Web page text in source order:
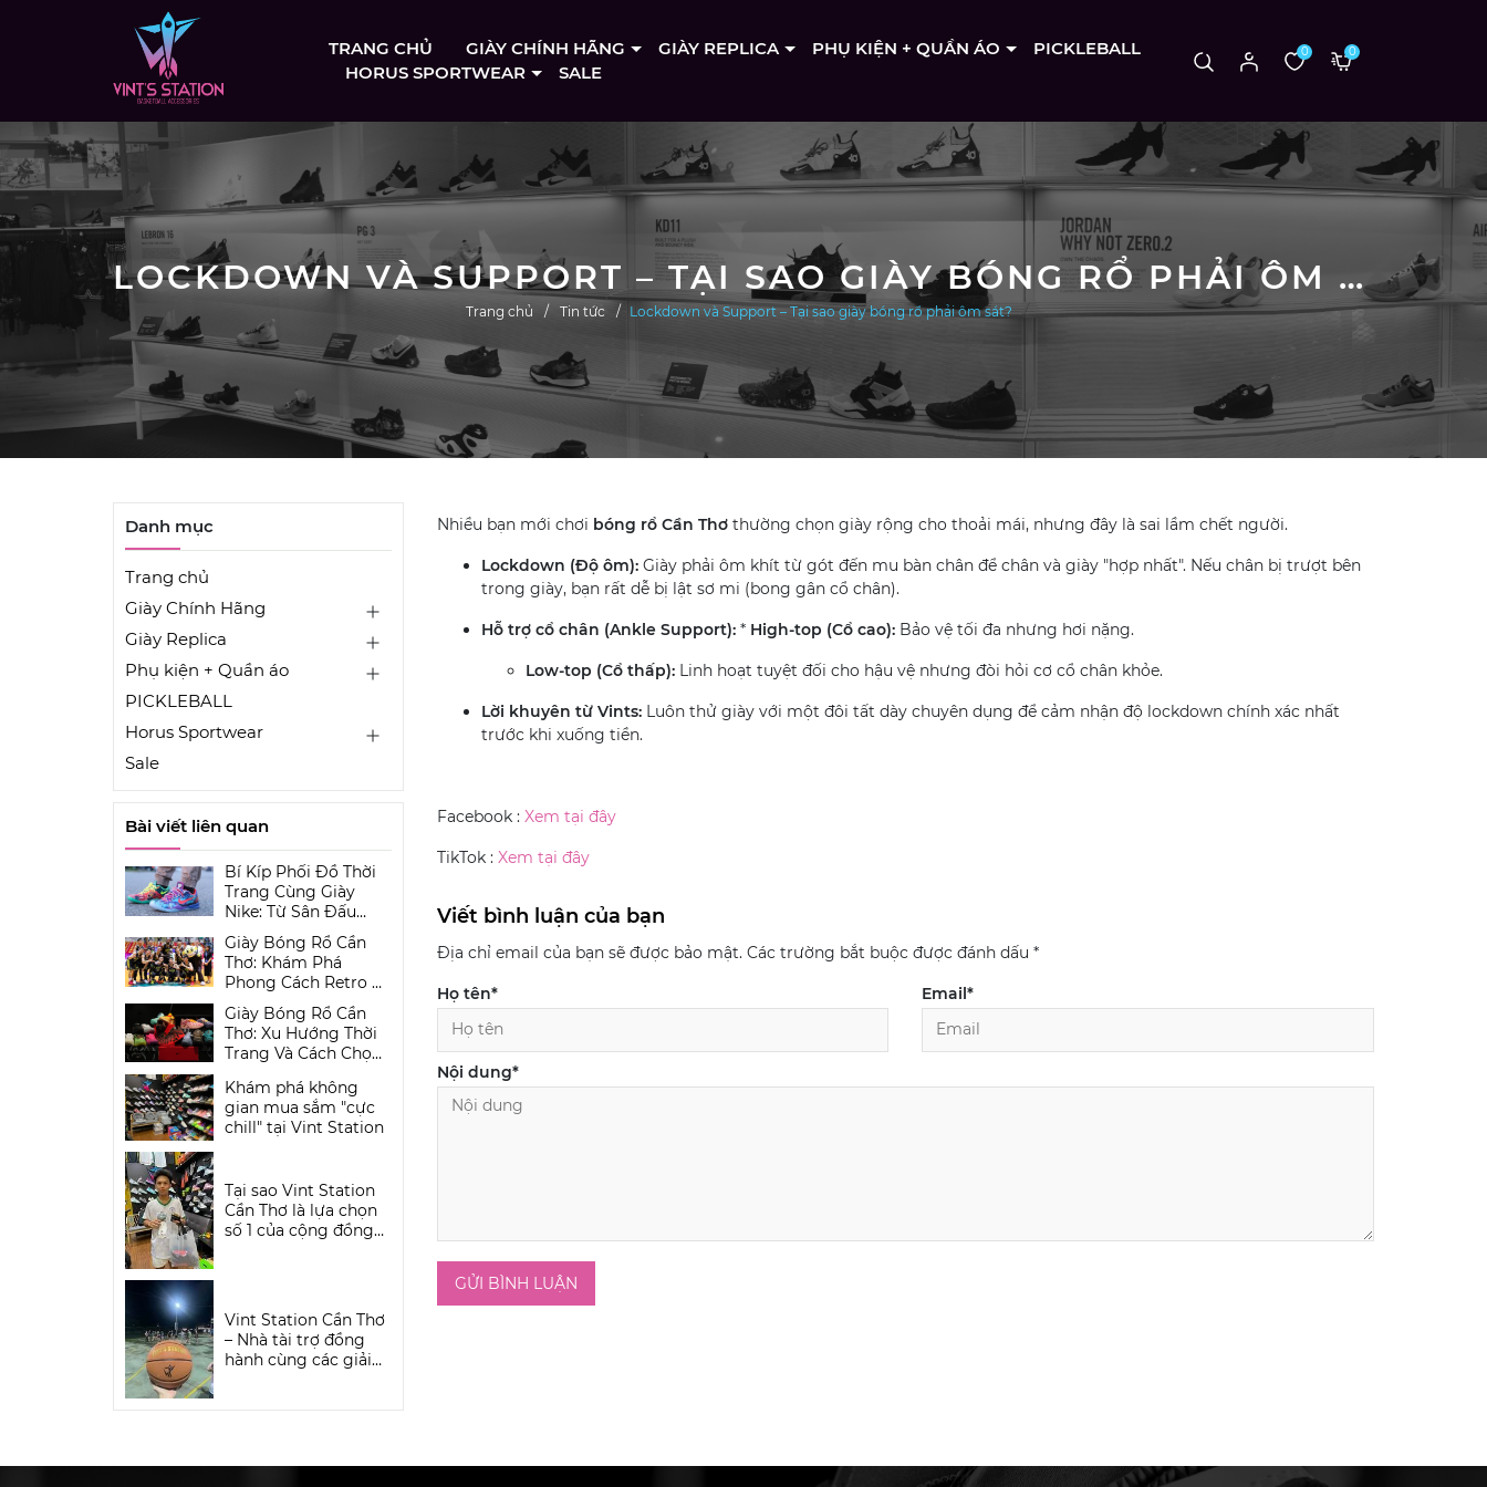
TRANG CHỦ GIÀY CHÍNH HÃNG GIÀY REPLICA PHỤ KIỆN + QUẦN ÁO
PICKLEBALL
HORUS SPORTWEAR
SALE
0 0
LOCKDOWN VÀ SUPPORT – TẠI SAO GIÀY BÓNG RỔ PHẢI ÔM SÁT?
Trang chủ Tin tức Lockdown và Support – Tại sao giày bóng rổ phải ôm sát?
Nhiều bạn mới chơi bóng rổ Cần Thơthường chọn giày rộng cho thoải mái, nhưng đây là sai lầm chết người.
Lockdown (Độ ôm):Giày phải ôm khít từ gót đến mu bàn chân để chân và giày "hợp nhất". Nếu chân bị trượt bên
trong giày, bạn rất dễ bị lật sơ mi (bong gân cổ chân).
Hỗ trợ cổ chân (Ankle Support):* High-top (Cổ cao):Bảo vệ tối đa nhưng hơi nặng.
Low-top (Cổ thấp):Linh hoạt tuyệt đối cho hậu vệ nhưng đòi hỏi cơ cổ chân khỏe.
Lời khuyên từ Vints:Luôn thử giày với một đôi tất dày chuyên dụng để cảm nhận độ lockdown chính xác nhất
trước khi xuống tiền.
Facebook : Xem tại đây
TikTok : Xem tại đây
Viết bình luận của bạn
Địa chỉ email của bạn sẽ được bảo mật. Các trường bắt buộc được đánh dấu *
Họ tên* Email*
Nội dung*
GỬI BÌNH LUẬN
Danh mục
Trang chủ
Giày Chính Hãng
Giày Replica
Phụ kiện + Quần áo
PICKLEBALL
Horus Sportwear
Sale
Bài viết liên quan
Bí Kíp Phối Đồ Thời
Trang Cùng Giày
Nike: Từ Sân Đấu
Đến Đường Phố Cần
Thơ
Giày Bóng Rổ Cần
Thơ: Khám Phá
Phong Cách Retro Và
Vintage Đầy Cuốn
Hút Tại Vint Station
Giày Bóng Rổ Cần
Thơ: Xu Hướng Thời
Trang Và Cách Chọn
Station
Khám phá không
gian mua sắm "cực
chill" tại Vint Station
Tại sao Vint Station
Cần Thơ là lựa chọn
số 1 của cộng đồng
Vint Station Cần Thơ
– Nhà tài trợ đồng
hành cùng các giải